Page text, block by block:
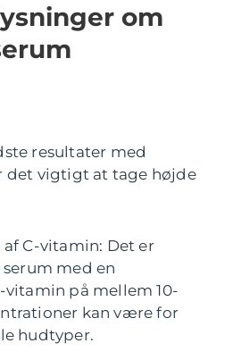
om
resultater med
det vigtigt at tage højde
C-vitamin: Det er
med en
på mellem 10-
kan være for
hudtyper.